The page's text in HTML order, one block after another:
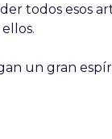
todos esos
un gran